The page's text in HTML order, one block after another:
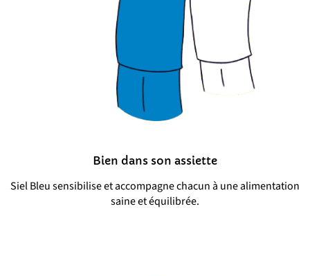
Bien dans son assiette
Siel Bleu sensibilise et accompagne chacun à une alimentation
saine et équilibrée.